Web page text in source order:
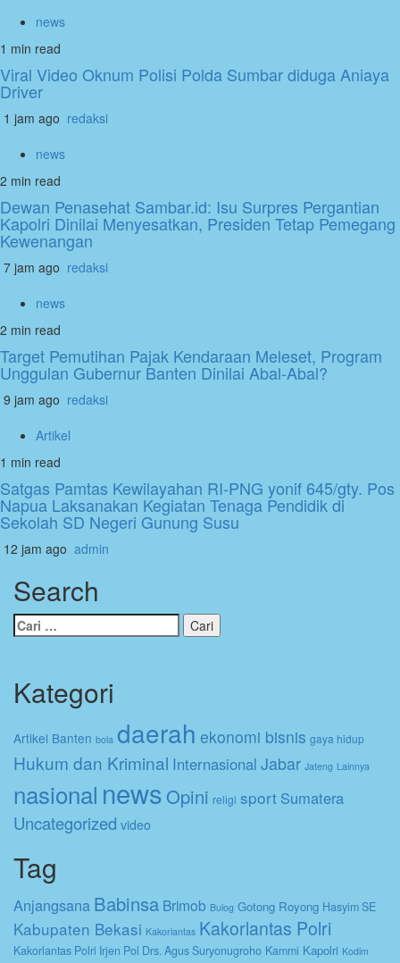
news
1 min read
Viral Video Oknum Polisi Polda Sumbar diduga Aniaya
Driver
1 jam ago redaksi
news
2 min read
Dewan Penasehat Sambar.id: Isu Surpres Pergantian
Kapolri Dinilai Menyesatkan, Presiden Tetap Pemegang
Kewenangan
7 jam ago redaksi
news
2 min read
Target Pemutihan Pajak Kendaraan Meleset, Program
Unggulan Gubernur Banten Dinilai Abal-Abal?
9 jam ago redaksi
Artikel
1 min read
Satgas Pamtas Kewilayahan RI-PNG yonif 645/gty. Pos
Napua Laksanakan Kegiatan Tenaga Pendidik di
Sekolah SD Negeri Gunung Susu
12 jam ago admin
Search
Cari
untuk:
Kategori
Artikel Banten bola daerah ekonomi bisnis gaya hidup
Hukum dan Kriminal Internasional Jabar Jateng Lainnya
nasional news Opini religi sport Sumatera
Uncategorized video
Tag
Anjangsana Babinsa Brimob Bulog Gotong Royong Hasyim SE
Kabupaten Bekasi Kakorlantas Kakorlantas Polri
Kakorlantas Polri Irjen Pol Drs. Agus Suryonugroho Kammi Kapolri Kodim